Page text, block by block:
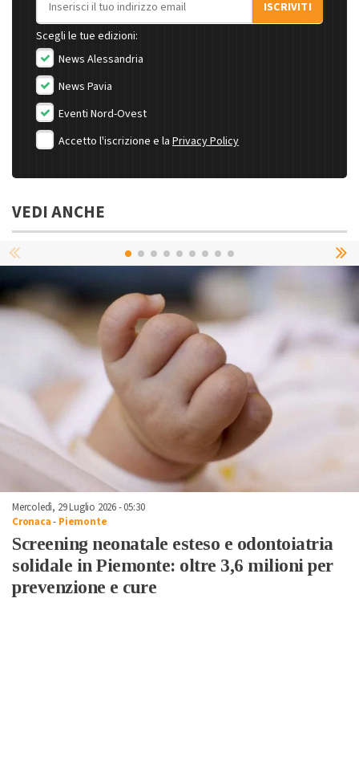
ISCRIVITI
Scegli le tue edizioni:
News Alessandria
News Pavia
Eventi Nord-Ovest
Accetto l'iscrizione e la Privacy Policy
VEDI ANCHE
Mercoledì, 29 Luglio 2026 - 05:30
Cronaca- Piemonte
Screening neonatale esteso e odontoiatria
solidale in Piemonte: oltre 3,6 milioni per
prevenzione e cure